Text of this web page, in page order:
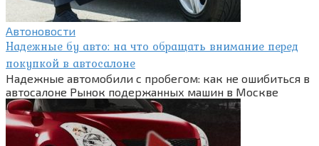
Автоновости
Надежные бу авто: на что обращать внимание перед
покупкой в автосалоне
Надежные автомобили с пробегом: как не ошибиться в
автосалоне Рынок подержанных машин в Москве